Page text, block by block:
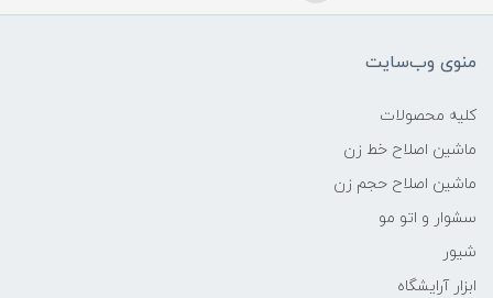
منوی وب‌سایت
کلیه محصولات
ماشین اصلاح خط زن
ماشین اصلاح حجم زن
سشوار و اتو مو
شیور
ابزار آرایشگاه